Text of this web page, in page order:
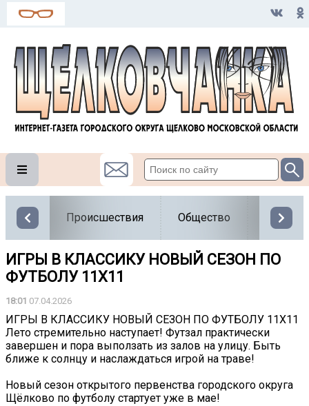
Происшествия Общество Власть
ИГРЫ В КЛАССИКУ НОВЫЙ СЕЗОН ПО
ФУТБОЛУ 11Х11
18:01 07.04.2026
ИГРЫ В КЛАССИКУ НОВЫЙ СЕЗОН ПО ФУТБОЛУ 11Х11
Лето стремительно наступает! Футзал практически
завершен и пора выползать из залов на улицу. Быть
ближе к солнцу и наслаждаться игрой на траве!
Новый сезон открытого первенства городского округа
Щёлково по футболу стартует уже в мае!